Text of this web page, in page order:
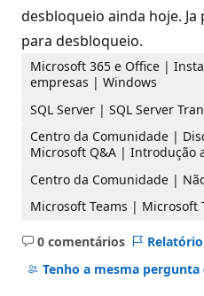
r
e
p
t
a
ã
desbloqueio ainda hoje.
para desbloqueio.
Microsoft 365 e Office |
empresas | Windows
SQL Server | SQL Server
Centro da Comunidade |
Microsoft Q&A | Introdução
Centro da Comunidade |
Microsoft Teams |
0 comentários
Sem
comentários
Relatório
Tenho a mesma pergunta